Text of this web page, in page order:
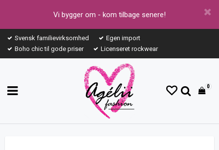
Vi bygger om - kom tilbage senere!
Svensk familievirksomhed
Egen import
Boho chic til gode priser
Licenseret rockwear
0